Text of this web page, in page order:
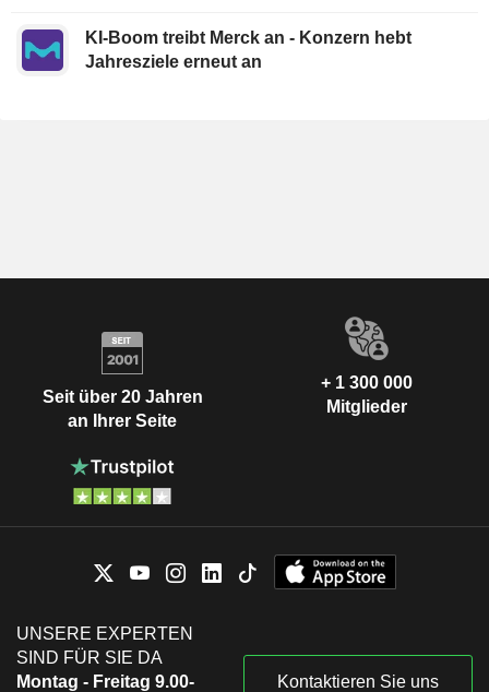
KI-Boom treibt Merck an - Konzern hebt
Jahresziele erneut an
Seit über 20 Jahren
an Ihrer Seite
+ 1 300 000
Mitglieder
UNSERE EXPERTEN
SIND FÜR SIE DA
Montag - Freitag 9.00-
Kontaktieren Sie uns